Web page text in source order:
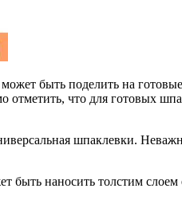
быть поделить на
что для готовых
шпаклевки.
быть наносить толстим